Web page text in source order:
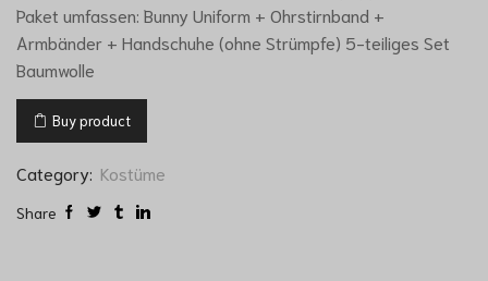
Paket umfassen: Bunny Uniform + Ohrstirnband +
Armbänder + Handschuhe (ohne Strümpfe) 5-teiliges Set
Baumwolle
Buy product
Category: Kostüme
Share